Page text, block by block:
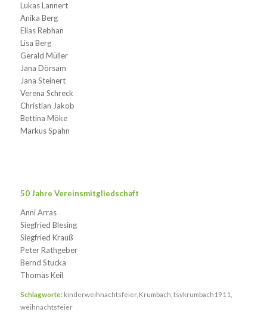
Lukas Lannert
Anika Berg
Elias Rebhan
Lisa Berg
Gerald Müller
Jana Dörsam
Jana Steinert
Verena Schreck
Christian Jakob
Bettina Möke
Markus Spahn
50 Jahre Vereinsmitgliedschaft
Anni Arras
Siegfried Blesing
Siegfried Krauß
Peter Rathgeber
Bernd Stucka
Thomas Keil
Schlagworte: kinderweihnachtsfeier, Krumbach tsvkrumbach1911
weihnachtsfeier